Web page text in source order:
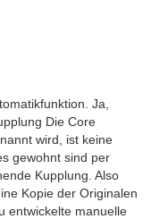
Ja,
Die Core
wird, ist keine
gewohnt sind per
Kupplung. Also
Kopie der Originalen
entwickelte manuelle